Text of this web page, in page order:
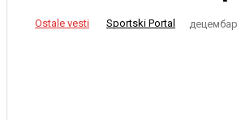
Ostale vesti Sportski Portal